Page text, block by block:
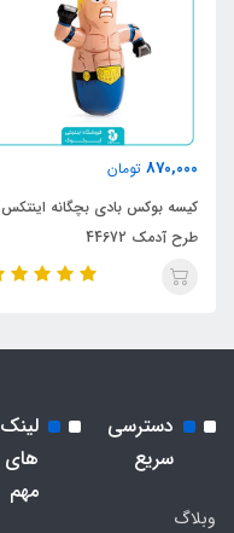
870,000 تومان
کیسه بوکس بادی بچگانه اینتکس
طرح آدمک 44672
دسترسی
سریع
وبلاگ
لینک
های
مهم